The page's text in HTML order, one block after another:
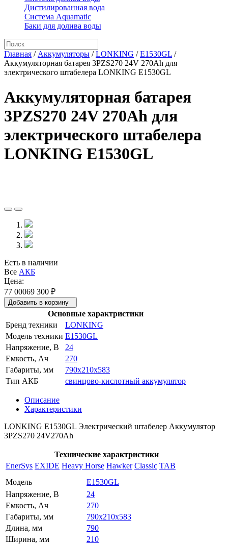
Дистилированная вода
Система Aquamatic
Баки для долива воды
Главная / Аккумуляторы /LONKING /E1530GL /
Аккумуляторная батарея 3PZS270 24V 270Ah для
электрического штабелера LONKING E1530GL
Аккумуляторная батарея
3PZS270 24V 270Ah для
электрического штабелера
LONKING E1530GL
Есть в наличии
Все АКБ
Цена:
77 00069 300 ₽
Добавить в корзину
Основные характристики
Бренд техники
LONKING
Модель техники E1530GL
Напряжение, В
24
Емкость, Ач
270
Габариты, мм
790x210x583
Тип АКБ
свинцово-кислотный аккумулятор
Описание
Характеристики
LONKING E1530GL Электрический штабелер Аккумулятор
3PZS270 24V270Ah
Технические характристики
EnerSys EXIDE Heavy Horse Hawker Classic TAB
Модель
E1530GL
Напряжение, В
24
Емкость, Ач
270
Габариты, мм
790x210x583
Длина, мм
790
Ширина, мм
210